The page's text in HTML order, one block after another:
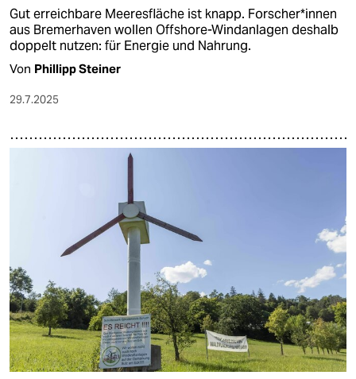
Gut erreichbare Meeresfläche ist knapp. For­sche­r*in­nen
aus Bremerhaven wollen Offshore-Windanlagen deshalb
doppelt nutzen: für Energie und Nahrung.
Von Phillipp Steiner
29.7.2025